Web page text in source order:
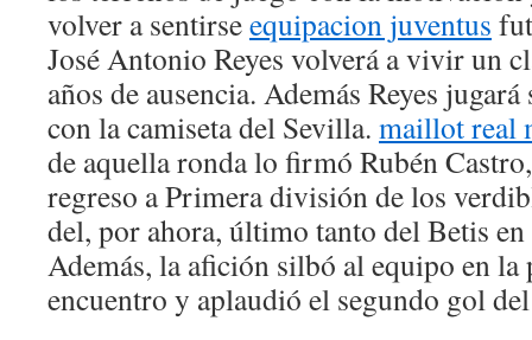
volver a sentirseequipacion juventus
José Antonio Reyes volverá a vivir un
años de ausencia. Además Reyes
con la camiseta del Sevilla. maillot real
de aquella ronda lo firmó Rubén
regreso a Primera división de los
del, por ahora, último tanto del Betis
Además, la afición silbó al equipo en la
encuentro y aplaudió el segundo gol